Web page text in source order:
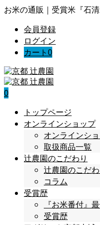
お米の通販｜受賞米『石
会員登録
ログイン
カート0
0
トップページ
オンラインショップ
オンラインシ
取扱商品一覧
辻農園のこだわり
辻農園のこだわ
コラム
受賞歴
『お米番付』
受賞歴